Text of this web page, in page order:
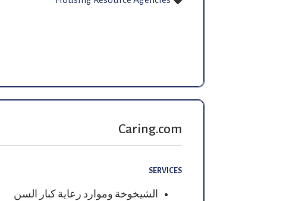
Caring.com
SERVICES
الشيخوخة وموارد رعاية كبار السن